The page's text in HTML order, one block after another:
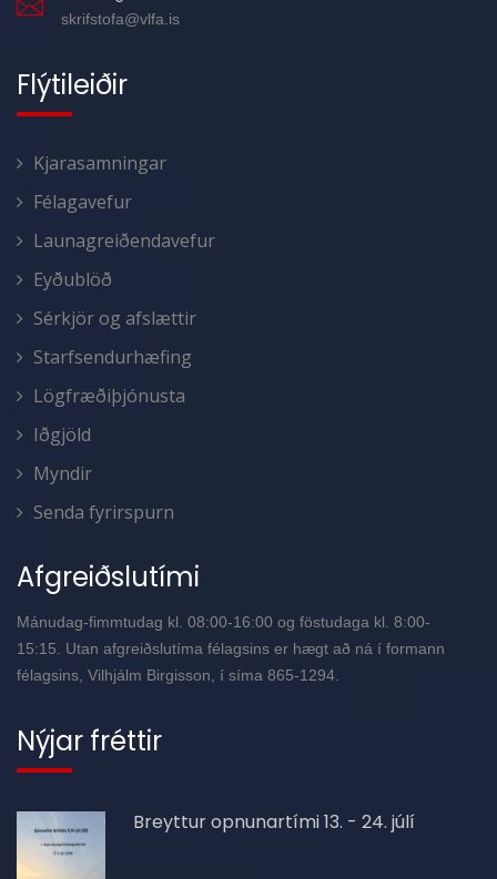
skrifstofa@vlfa.is
Flýtileiðir
Kjarasamningar
Félagavefur
Launagreiðendavefur
Eyðublöð
Sérkjör og afslættir
Starfsendurhæfing
Lögfræðiþjónusta
Iðgjöld
Myndir
Senda fyrirspurn
Afgreiðslutími
Mánudag-fimmtudag kl. 08:00-16:00 og föstudaga kl. 8:00-
15:15. Utan afgreiðslutíma félagsins er hægt að ná í formann
félagsins, Vilhjálm Birgisson, í síma 865-1294.
Nýjar fréttir
Breyttur opnunartími 13. - 24. júlí